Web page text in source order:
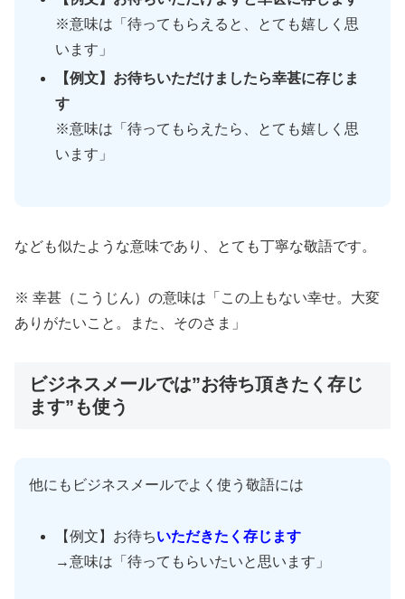
※意味は「待ってもらえると、とても嬉しく思
います」
【例文】お待ちいただけましたら幸甚に存じま
す
※意味は「待ってもらえたら、とても嬉しく思
います」
なども似たような意味であり、とても丁寧な敬語です。
※ 幸甚（こうじん）の意味は「この上もない幸せ。大変
ありがたいこと。また、そのさま」
ビジネスメールでは”お待ち頂きたく存じ
ます”も使う
他にもビジネスメールでよく使う敬語には
【例文】お待ちいただきたく存じます
→意味は「待ってもらいたいと思います」